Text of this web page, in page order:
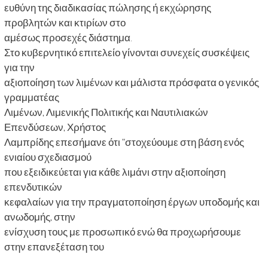
ευθύνη της διαδικασίας πώλησης ή εκχώρησης
προβλητών και κτιρίων στο
αμέσως προσεχές διάστημα.
Στο κυβερνητικό επιτελείο γίνονται συνεχείς συσκέψεις
για την
αξιοποίηση των λιμένων και μάλιστα πρόσφατα ο γενικός
γραμματέας
Λιμένων, Λιμενικής Πολιτικής και Ναυτιλιακών
Επενδύσεων, Χρήστος
Λαμπρίδης επεσήμανε ότι “στοχεύουμε στη βάση ενός
ενιαίου σχεδιασμού
που εξειδικεύεται για κάθε λιμάνι στην αξιοποίηση
επενδυτικών
κεφαλαίων για την πραγματοποίηση έργων υποδομής και
ανωδομής, στην
ενίσχυση τους με προσωπικό ενώ θα προχωρήσουμε
στην επανεξέταση του